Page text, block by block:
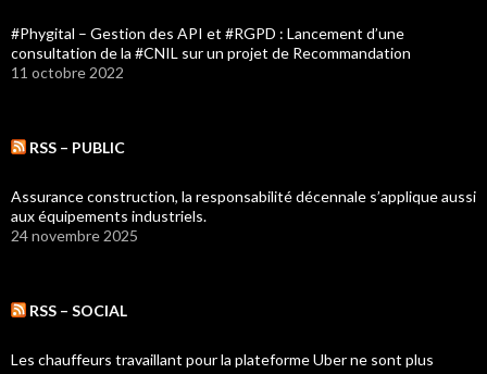
#Phygital – Gestion des API et #RGPD : Lancement d’une
consultation de la #CNIL sur un projet de Recommandation
11 octobre 2022
RSS – PUBLIC
Assurance construction, la responsabilité décennale s’applique aussi
aux équipements industriels.
24 novembre 2025
RSS – SOCIAL
Les chauffeurs travaillant pour la plateforme Uber ne sont plus